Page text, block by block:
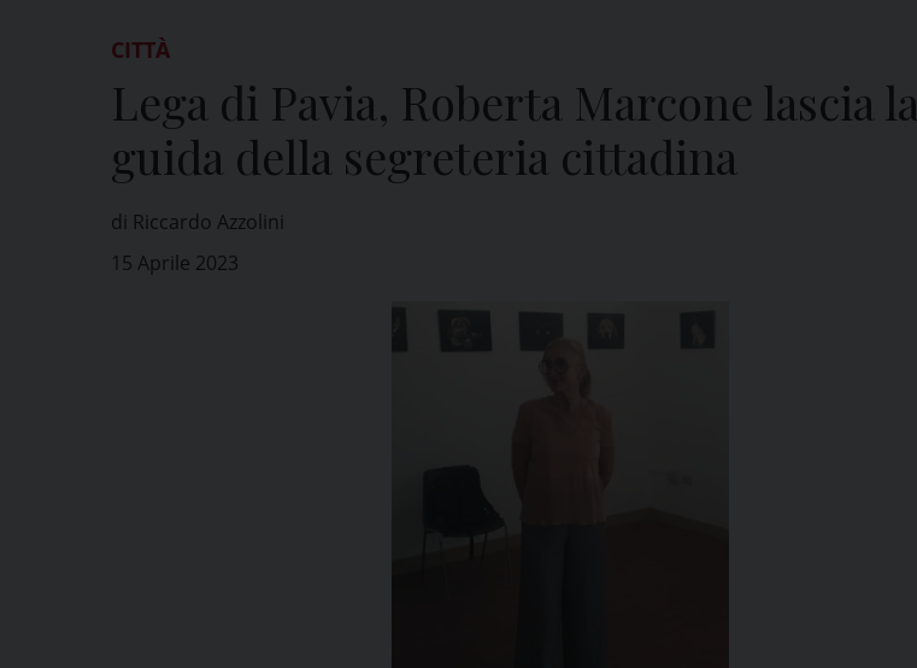
CITTÀ
Lega di Pavia, Roberta Marcone lascia la
guida della segreteria cittadina
di Riccardo Azzolini
15 Aprile 2023